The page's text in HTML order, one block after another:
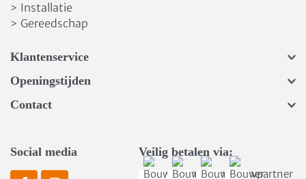
> Installatie
> Gereedschap
Klantenservice
Openingstijden
Contact
Social media Veilig betalen via: